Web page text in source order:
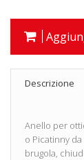
Descrizione
Anello per
o Picatinny
brugola,